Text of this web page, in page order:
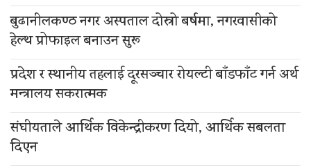
बुढानीलकण्ठ नगर अस्पताल दोस्रो बर्षमा, नगरवासीको
हेल्थ प्रोफाइल बनाउन सुरू
प्रदेश र स्थानीय तहलाई दूरसञ्चार रोयल्टी बाँडफाँट गर्न अर्थ
मन्त्रालय सकरात्मक
संघीयताले आर्थिक विकेन्द्रीकरण दियो, आर्थिक सबलता
दिएन